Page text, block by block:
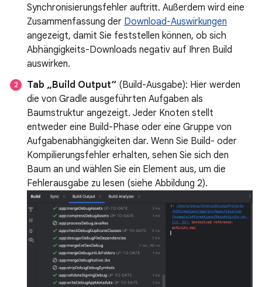
Synchronisierungsfehler auftritt. Außerdem wird eine
Zusammenfassung der Download-Auswirkungen
angezeigt, damit Sie feststellen können, ob sich
Abhängigkeits-Downloads negativ auf Ihren Build
auswirken.
Tab „Build Output“ (Build-Ausgabe): Hier werden
die von Gradle ausgeführten Aufgaben als
Baumstruktur angezeigt. Jeder Knoten stellt
entweder eine Build-Phase oder eine Gruppe von
Aufgabenabhängigkeiten dar. Wenn Sie Build- oder
Kompilierungsfehler erhalten, sehen Sie sich den
Baum an und wählen Sie ein Element aus, um die
Fehlerausgabe zu lesen (siehe Abbildung 2).